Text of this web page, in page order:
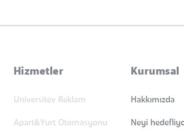
Hizmetler
Universitev Reklam
Apart&Yurt Otomasyonu
Kurumsal
Hakkımızda
Neyi